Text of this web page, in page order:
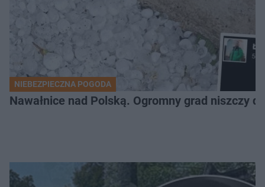
NIEBEZPIECZNA POGODA
Nawałnice nad Polską. Ogromny grad niszczy